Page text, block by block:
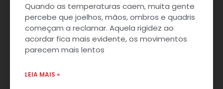
Quando as temperaturas caem, muita gente
percebe que joelhos, mãos, ombros e quadris
começam a reclamar. Aquela rigidez ao
acordar fica mais evidente, os movimentos
parecem mais lentos
LEIA MAIS »